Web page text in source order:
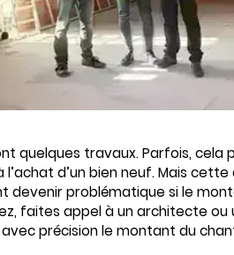
quelques travaux. Parfois, cela
d’un bien neuf. Mais
devenir problématique si le
faites appel à un architecte
précision le montant du